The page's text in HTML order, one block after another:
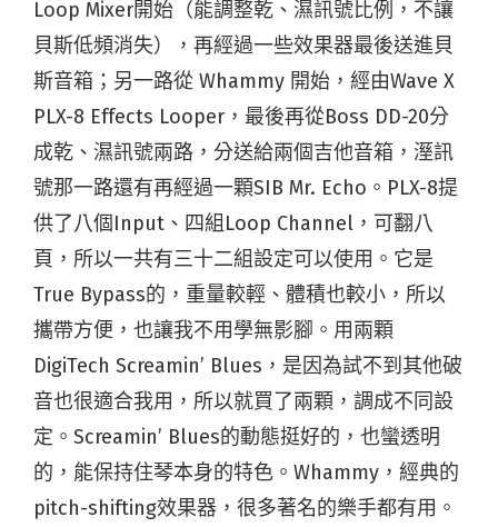
Loop Mixer開始（能調整乾、濕訊號比例，不讓
貝斯低頻消失），再經過一些效果器最後送進貝
斯音箱；另一路從 Whammy 開始，經由Wave X
PLX-8 Effects Looper，最後再從Boss DD-20分
成乾、濕訊號兩路，分送給兩個吉他音箱，溼訊
號那一路還有再經過一顆SIB Mr. Echo。PLX-8提
供了八個Input、四組Loop Channel，可翻八
頁，所以一共有三十二組設定可以使用。它是
True Bypass的，重量較輕、體積也較小，所以
攜帶方便，也讓我不用學無影腳。用兩顆
DigiTech Screamin’ Blues，是因為試不到其他破
音也很適合我用，所以就買了兩顆，調成不同設
定。Screamin’ Blues的動態挺好的，也蠻透明
的，能保持住琴本身的特色。Whammy，經典的
pitch-shifting效果器，很多著名的樂手都有用。